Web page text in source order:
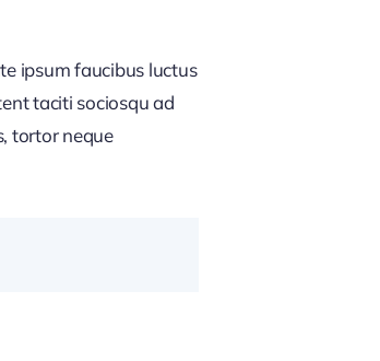
ipsum faucibus luctus
taciti sociosqu ad
tortor neque